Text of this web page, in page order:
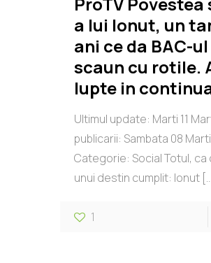
a lui Ionut, un
ani ce da BAC-
scaun cu rotile.
lupte in
Ultimul update: Marti 11
publicarii: Sambata 08
Categorie: Social Totul,
unui destin cumplit: Ionut
1